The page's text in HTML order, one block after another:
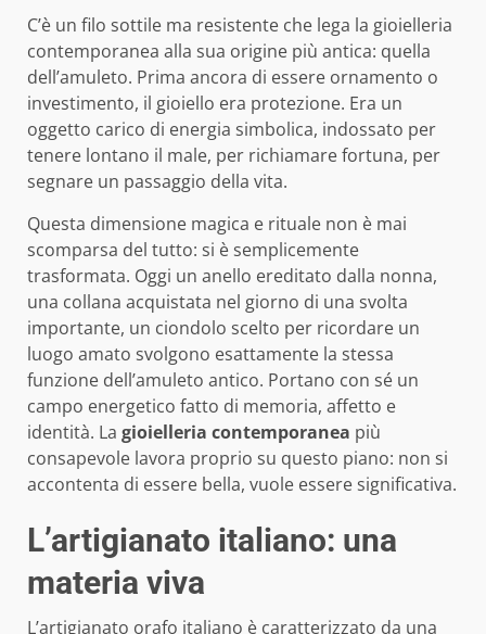
C’è un filo sottile ma resistente che lega la gioielleria
contemporanea alla sua origine più antica: quella
dell’amuleto. Prima ancora di essere ornamento o
investimento, il gioiello era protezione. Era un
oggetto carico di energia simbolica, indossato per
tenere lontano il male, per richiamare fortuna, per
segnare un passaggio della vita.
Questa dimensione magica e rituale non è mai
scomparsa del tutto: si è semplicemente
trasformata. Oggi un anello ereditato dalla nonna,
una collana acquistata nel giorno di una svolta
importante, un ciondolo scelto per ricordare un
luogo amato svolgono esattamente la stessa
funzione dell’amuleto antico. Portano con sé un
campo energetico fatto di memoria, affetto e
identità. La gioielleria contemporanea più
consapevole lavora proprio su questo piano: non si
accontenta di essere bella, vuole essere significativa.
L’artigianato italiano: una
materia viva
L’artigianato orafo italiano è caratterizzato da una